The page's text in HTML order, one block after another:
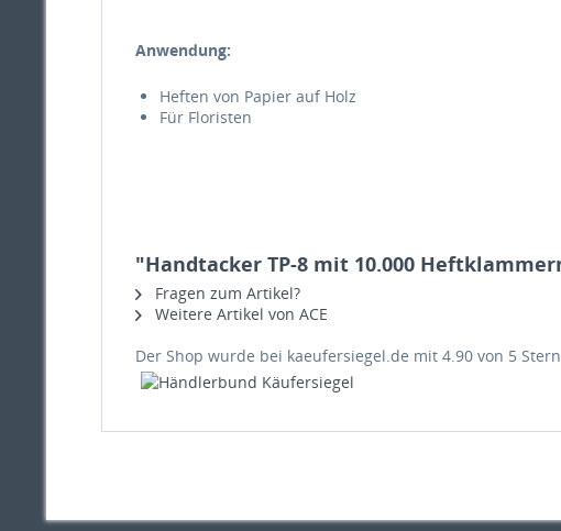
Anwendung:
Heften von Papier auf Holz
Für Floristen
"Handtacker TP-8 mit 10.000
Fragen zum Artikel?
Weitere Artikel von ACE
Der Shop wurde bei kaeufersiegel.de mit 4.90 von 5